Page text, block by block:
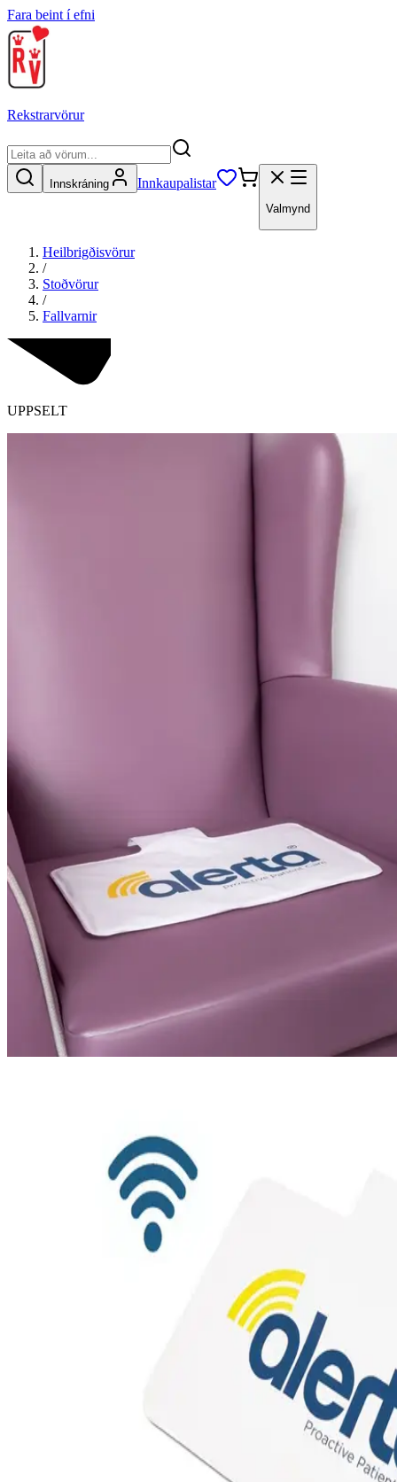
Fara beint í efni
Rekstrarvörur
Innskráning Innkaupalistar
Valmynd
Heilbrigðisvörur
/
Stoðvörur
/
Fallvarnir
UPPSELT